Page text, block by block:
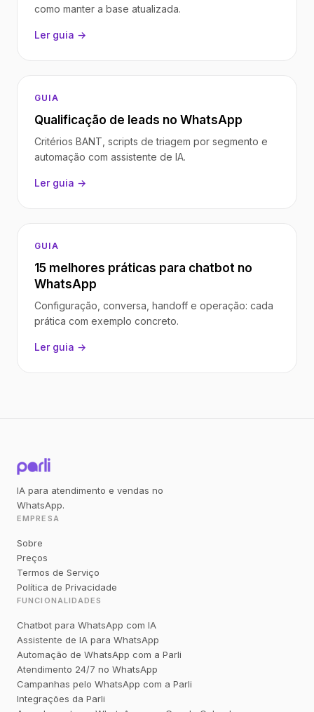
como manter a base atualizada.
Ler guia →
GUIA
Qualificação de leads no WhatsApp
Critérios BANT, scripts de triagem por segmento e
automação com assistente de IA.
Ler guia →
GUIA
15 melhores práticas para chatbot no
WhatsApp
Configuração, conversa, handoff e operação: cada
prática com exemplo concreto.
Ler guia →
IA para atendimento e vendas no
WhatsApp.
EMPRESA
Sobre
Preços
Termos de Serviço
Política de Privacidade
FUNCIONALIDADES
Chatbot para WhatsApp com IA
Assistente de IA para WhatsApp
Automação de WhatsApp com a Parli
Atendimento 24/7 no WhatsApp
Campanhas pelo WhatsApp com a Parli
Integrações da Parli